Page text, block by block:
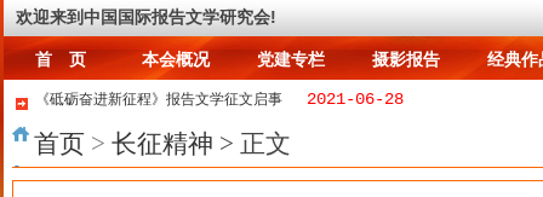
欢迎来到中国国际报告文学研究会!
首 页
首 页
本会概况
本会概况
党建专栏
党建专栏
摄影报告 经典作
《砥砺奋进新征程》报告文学征文启事 2021-06-28
送别王道义老会长 2023-02-07
寒溪讲故事~球君与狐姐~1.九尾？七尾？
何为情，亦或爱 2015-01-05
首页 > 长征精神 > 正文